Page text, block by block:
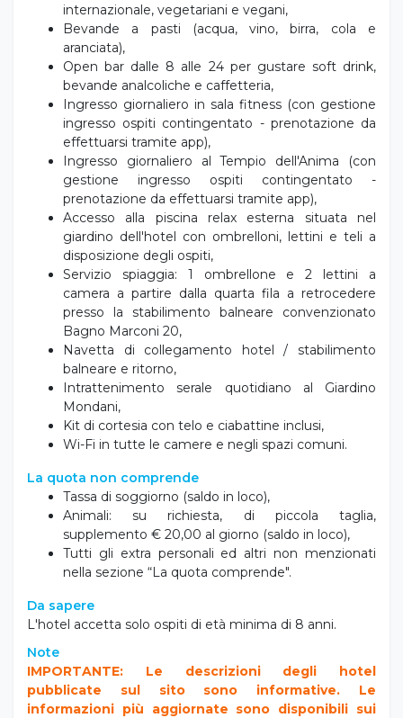
internazionale, vegetariani e vegani,
Bevande a pasti (acqua, vino, birra, cola e
aranciata),
Open bar dalle 8 alle 24 per gustare soft drink,
bevande analcoliche e caffetteria,
Ingresso giornaliero in sala fitness (con gestione
ingresso ospiti contingentato - prenotazione da
effettuarsi tramite app),
Ingresso giornaliero al Tempio dell'Anima (con
gestione ingresso ospiti contingentato -
prenotazione da effettuarsi tramite app),
Accesso alla piscina relax esterna situata nel
giardino dell'hotel con ombrelloni, lettini e teli a
disposizione degli ospiti,
Servizio spiaggia: 1 ombrellone e 2 lettini a
camera a partire dalla quarta fila a retrocedere
presso la stabilimento balneare convenzionato
Bagno Marconi 20,
Navetta di collegamento hotel / stabilimento
balneare e ritorno,
Intrattenimento serale quotidiano al Giardino
Mondani,
Kit di cortesia con telo e ciabattine inclusi,
Wi-Fi in tutte le camere e negli spazi comuni.
La quota non comprende
Tassa di soggiorno (saldo in loco),
Animali: su richiesta, di piccola taglia,
supplemento € 20,00 al giorno (saldo in loco),
Tutti gli extra personali ed altri non menzionati
nella sezione “La quota comprende".
Da sapere
L'hotel accetta solo ospiti di età minima di 8 anni.
Note
IMPORTANTE: Le descrizioni degli hotel
pubblicate sul sito sono informative. Le
informazioni più aggiornate sono disponibili sui